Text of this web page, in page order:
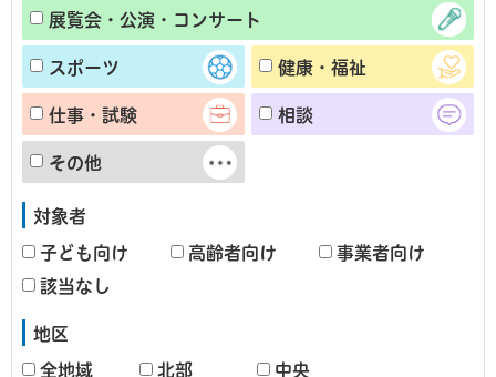
展覧会・公演・コンサート
スポーツ 健康・福祉
仕事・試験 相談
その他
対象者
子ども向け 高齢者向け
事業者向け
該当なし
地区
全地域 北部 中央